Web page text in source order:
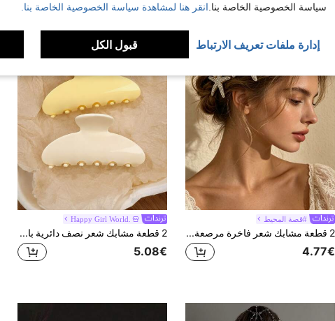
#قصة المحيط
2 قطعة مشابك شعر فاخرة مرصعة بالراين ستون على شكل نجمة البحر واللؤلؤ، مشابك شعر جانبية بتصميم التمساح بطابع الشاطئ، إكسسوارات شعر للنساء للاستخدام اليومي والحفلات والزفاف
4.77€
Happy Girl World.
2 قطعة مشابك شعر نصف دائرية باللون الأبيض والأصفر، مشابك شعر للكعكة الخلفية، مشابك ذيل الحصان، إكسسوارات شعر لتسريحة نصف مرفوعة، منظم الشعر الفضفاض، مشابك شعر بسيطة وكاجوال وطازجة وأنيقة للاستخدام اليومي والمنزلي والمكتب والتنقل والتسوق والمواعيد والسفر والعطلات
5.08€
سياسة الخصوصية الخاصة بنا. انقر هنا لمشاهدة سياسة الخصوصية الخاصة بنا.
إدارة ملفات تعريف الارتباط قبول الكل